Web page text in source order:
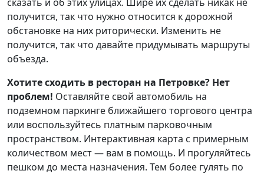
получится, так что нужно относится к дорожной
обстановке на них риторически. Изменить не
получится, так что давайте придумывать маршруты
объезда.
Хотите сходить в ресторан на Петровке? Нет
проблем! Оставляйте свой автомобиль на
подземном паркинге ближайшего торгового центра
или воспользуйтесь платным парковочным
пространством. Интерактивная карта с примерным
количеством мест — вам в помощь. И прогуляйтесь
пешком до места назначения. Тем более гулять по